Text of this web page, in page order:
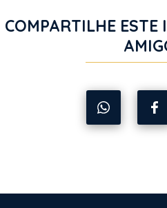
COMPARTILHE ESTE